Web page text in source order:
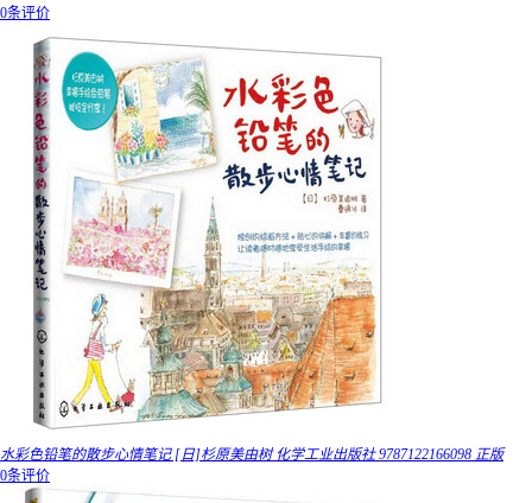
0条评价
水彩色铅笔的散步心情笔记 [日]杉原美由树 化学工业出版社 9787122166098 正版
0条评价